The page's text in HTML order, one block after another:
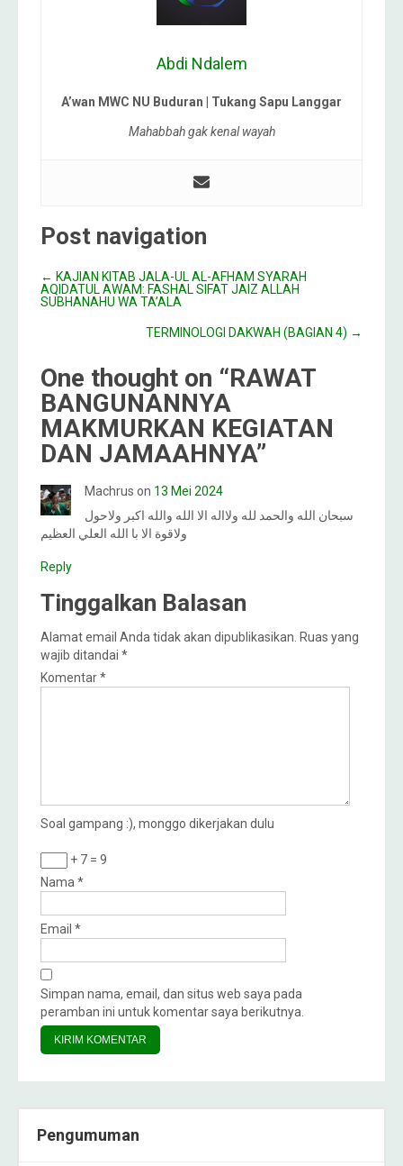
Abdi Ndalem
A’wan MWC NU Buduran | Tukang Sapu Langgar
Mahabbah gak kenal wayah
Post navigation
← KAJIAN KITAB JALA-UL AL-AFHAM SYARAH
AQIDATUL AWAM: FASHAL SIFAT JAIZ ALLAH
SUBHANAHU WA TA’ALA
TERMINOLOGI DAKWAH (BAGIAN 4) →
One thought on “RAWAT
BANGUNANNYA
MAKMURKAN KEGIATAN
DAN JAMAAHNYA”
Machrus on 13 Mei 2024
سبحان الله والحمد لله ولااله الا الله والله اكبر ولاحول
ولاقوة الا با الله العلي العظيم
Reply
Tinggalkan Balasan
Alamat email Anda tidak akan dipublikasikan. Ruas yang
wajib ditandai *
Komentar*
Soal gampang :), monggo dikerjakan dulu
+ 7 = 9
Nama *
Email *
Simpan nama, email, dan situs web saya pada
peramban ini untuk komentar saya berikutnya.
Pengumuman